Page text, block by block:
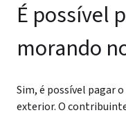
É possível
morando
Sim, é possível pagar
exterior. O